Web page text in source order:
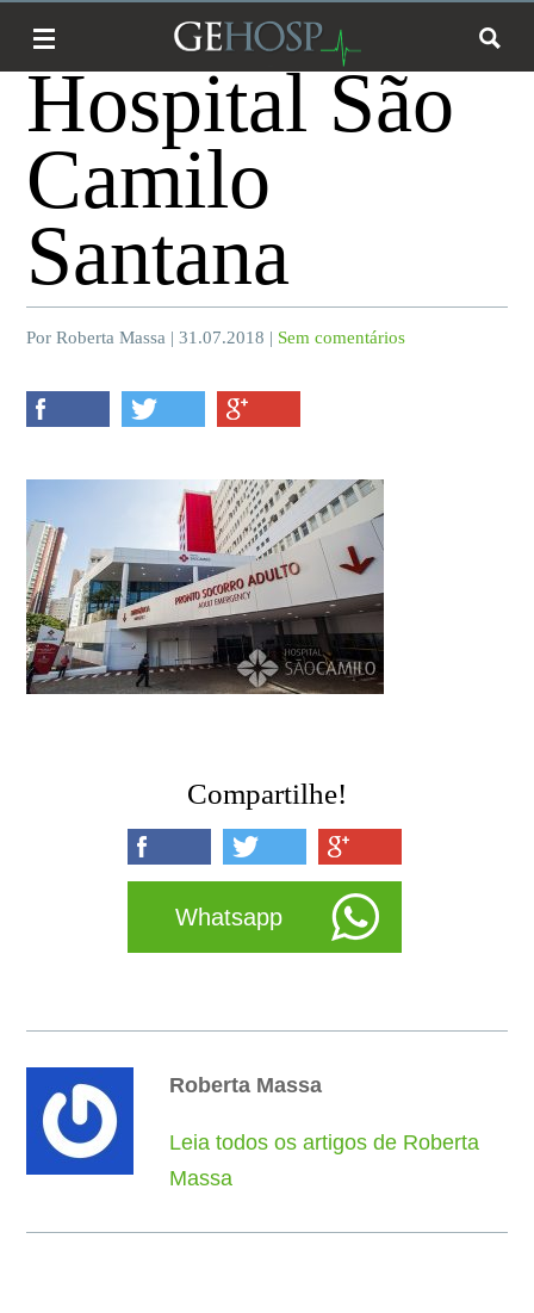
Hospital São
Camilo
Santana
Por Roberta Massa | 31.07.2018 | Sem comentários
Compartilhe!
Whatsapp
Roberta Massa
Leia todos os artigos de Roberta
Massa